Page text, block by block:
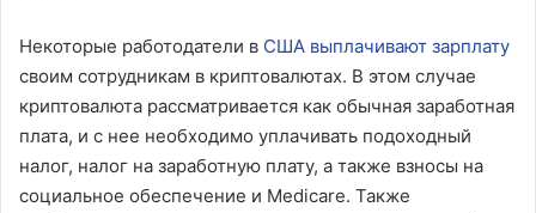
Некоторые работодатели в США выплачивают зарплату
своим сотрудникам в криптовалютах. В этом случае
криптовалюта рассматривается как обычная заработная
плата, и с нее необходимо уплачивать подоходный
налог, налог на заработную плату, а также взносы на
социальное обеспечение и Medicare. Также